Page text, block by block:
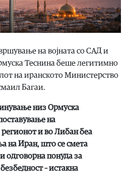
на војната со САД и
Теснина беше легитимно
на иранското Министерство
Багаи.
низ Ормуска
на
регионот и во Либан беа
на Иран, што се смета
одговорна понуда за
– истакна